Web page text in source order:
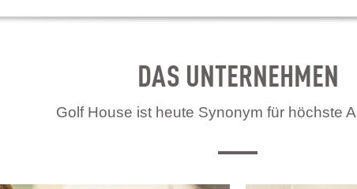
DAS UNTERNEHMEN
Golf House ist heute Synonym für höchste